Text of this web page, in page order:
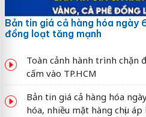
Bản tin giá cả hàng hóa
đồng loạt tăng mạnh
Toàn cảnh hành trình chặn
cấm vào TP.HCM
Bản tin giá cả hàng hóa
hóa, nhiều mặt hàng chịu áp